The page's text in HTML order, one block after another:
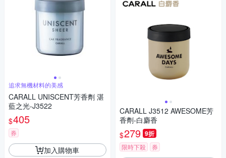
追求無機材料的美感
CARALL UNISCENT芳香劑 湛
藍之光-J3522
$405
券
加入購物車
CARALL J3512 AWESOME芳
香劑-白麝香
$279 9折
限時下殺 券